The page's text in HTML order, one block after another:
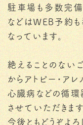
駐車場も多数完備
などはWEB予約
なっています。
絶えることのない
からアトピー・ア
心臓病などの循環
させていただきます
今後ともどうぞよ